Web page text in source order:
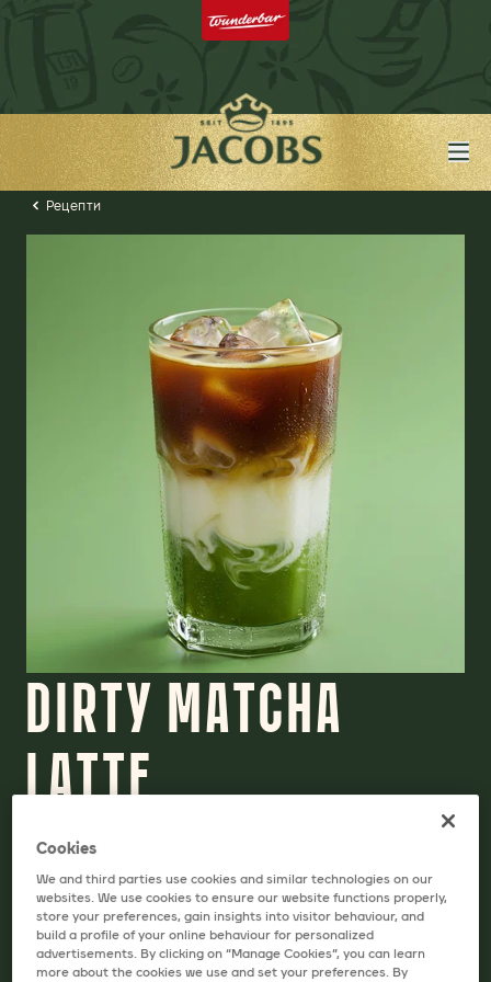
Рецепти
DIRTY MATCHA
LATTE
ІНГРЕДІЄНТИ
Cookies
We and third parties use cookies and similar technologies on our
websites. We use cookies to ensure our website functions properly,
store your preferences, gain insights into visitor behaviour, and
build a profile of your online behaviour for personalized
advertisements. By clicking on “Manage Cookies”, you can learn
more about the cookies we use and set your preferences. By